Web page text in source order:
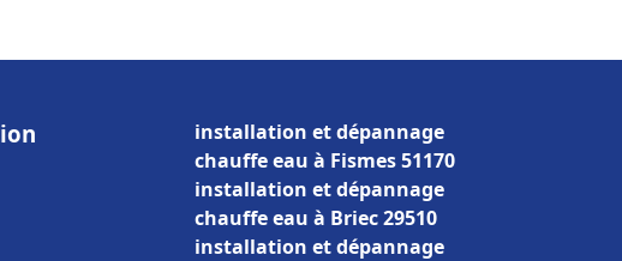
installation et dépannage
chauffe eau à Fismes 51170
installation et dépannage
chauffe eau à Briec 29510
installation et dépannage